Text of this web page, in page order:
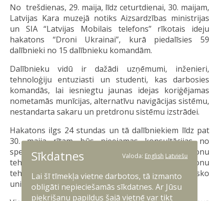
No trešdienas, 29. maija, līdz ceturtdienai, 30. maijam,
Latvijas Kara muzejā notiks Aizsardzības ministrijas
un SIA “Latvijas Mobilais telefons” rīkotais ideju
hakatons “Droni Ukrainai”, kurā piedalīsies 59
dalībnieki no 15 dalībnieku komandām.
Dalībnieku vidū ir dažādi uzņēmumi, inženieri,
tehnoloģiju entuziasti un studenti, kas darbosies
komandās, lai iesniegtu jaunas idejas koriģējamas
nometamās munīcijas, alternatīvu navigācijas sistēmu,
nestandarta sakaru un pretdronu sistēmu izstrādei.
Hakatons ilgs 24 stundas un tā dalībniekiem līdz pat
30. maija rītam būs pieejamas konsultācijas no
speciālistiem, kas ir sevi apliecinājuši dronu
tehnoloģiju jomā un pārstāv Latvijas vadošos dronu
tehnoloģiju ražošanas uzņēmumus, Rīgas Tehnisko
universitāti, kā arī Nacionālos bruņotos spēkus.
Sīkdatnes Valoda: English Latviešu
Lai šī tīmekļa vietne darbotos, tā izmanto
obligāti nepieciešamās sīkdatnes. Ar Jūsu
piekrišanu papildus šajā vietnē var tikt